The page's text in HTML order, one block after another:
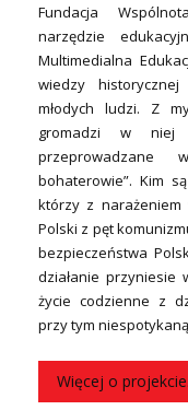
Fundacja
narzędzie
Multimedialna
wiedzy
młodych ludzi. Z
gromadzi w niej
przeprowadzane
bohaterowie”. Kim
którzy z narażeniem
Polski z pęt
bezpieczeństwa
działanie przyniesie
życie codzienne z
przy tym
Więcej o